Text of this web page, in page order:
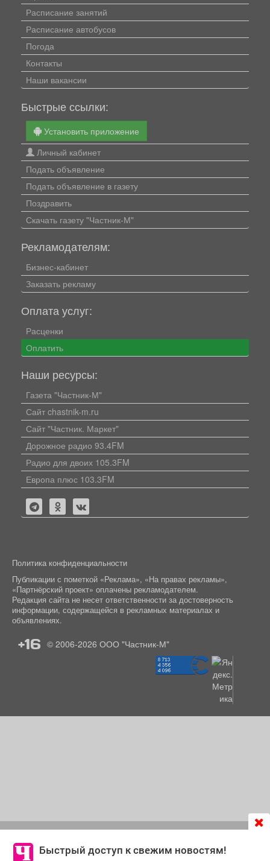
Быстрый доступ к свежим новостям!
согласие на обработку файлов cookie, которые
Расписание занятий
Расписание автобусов
Погода
Контакты
Наши вакансии
Быстрые ссылки:
Установить приложение
Личный кабинет
Подать объявление
Подать объявление в газету
Поздравить
Скачать газету "Частник-М"
Рекламодателям:
Бизнес-кабинет
Заказать рекламу
Оплата услуг:
Расценки
Оплатить
Наши ресурсы:
Газета "Частник-М"
Сайт chastnik-m.ru
Сайт "Частник. Маркет"
Дорожное радио 93.4FM
Радио для двоих 105.3FM
Европа плюс 103.3FM
Политика конфиденциальности
Публикации с пометкой «Реклама», «На правах рекламы»,
«Партнёрский проект» оплачены рекламодателем.
Редакция сайта не несет ответственности за достоверность
информации, содержащейся в рекламных материалах и
объявлениях.
+16 © 2006-2026 ООО "Частник-М"